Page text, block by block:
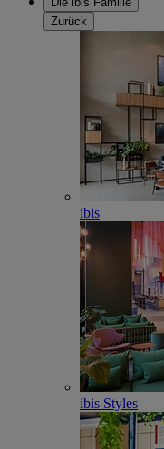
Zurück
ibis
ibis Styles